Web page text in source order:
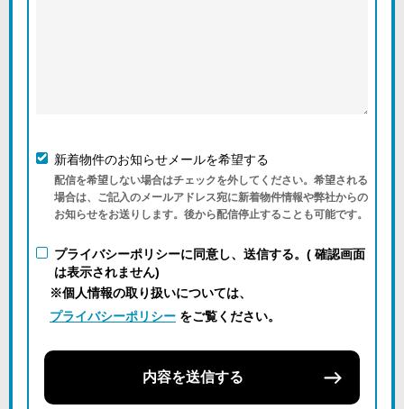
新着物件のお知らせメールを希望する
配信を希望しない場合はチェックを外してください。希望される
場合は、ご記入のメールアドレス宛に新着物件情報や弊社からの
お知らせをお送りします。後から配信停止することも可能です。
プライバシーポリシーに同意し、送信する。( 確認画面
は表示されません)
※個人情報の取り扱いについては、
プライバシーポリシー をご覧ください。
内容を送信する